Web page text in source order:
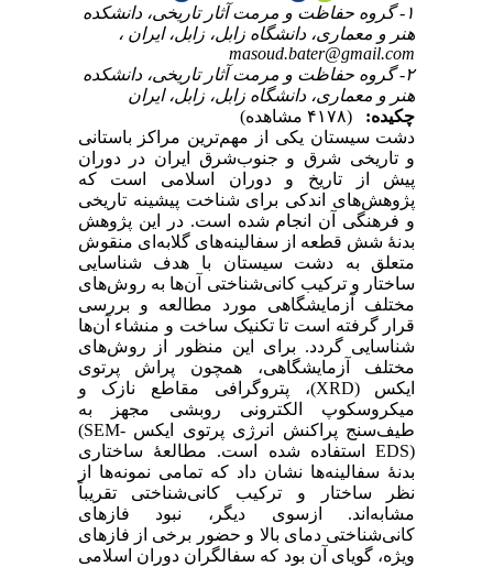
۱- گروه حفاظت و مرمت آثار تاریخی، دانشکده
هنر و معماری، دانشگاه زابل، زابل، ایران ،
masoud.bater@gmail.com
۲- گروه حفاظت و مرمت آثار تاریخی، دانشکده
هنر و معماری، دانشگاه زابل، زابل، ایران
چکیده:
(۴۱۷۸ مشاهده)
دشت سیستان یکی از مهم‌ترین مراکز باستانی
و تاریخی شرق و جنوب‌شرق ایران در دوران
پیش از تاریخ و دوران اسلامی است که
پژوهش‌های اندکی برای شناخت پیشینه تاریخی
و فرهنگی آن انجام شده است. در این پژوهش
بدنۀ شش قطعه از سفالینه‌های گلابه‌ای منقوش
متعلق به دشت سیستان با هدف شناسایی
ساختار و ترکیب کانی‌شناختی آن‌ها به روش‌های
مختلف آزمایشگاهی مورد مطالعه و بررسی
قرار گرفته است تا تکنیک ساخت و منشاء آن‌ها
شناسایی گردد. برای این منظور از روش‌های
مختلف آزمایشگاهی، همچون پراش پرتوی
ایکس (XRD)، پتروگرافی مقاطع نازک و
میکروسکوپ الکترونی روبشی مجهز به
طیف‌سنج پراکنش انرژی پرتوی ایکس ‎(SEM-
EDS)‎‏ ‏استفاده شده است. مطالعۀ ساختاری
بدنۀ سفالینه‌ها نشان داد که تمامی نمونه‌ها از
نظر ساختار و ترکیب کانی‌شناختی تقریباً
‏مشابه‌اند. ازسوی دیگر، نبود فازهای
کانی‌شناختی دمای بالا و حضور برخی ‏از فازهای
ویژه، گویای آن بود که سفالگران دوران اسلامی